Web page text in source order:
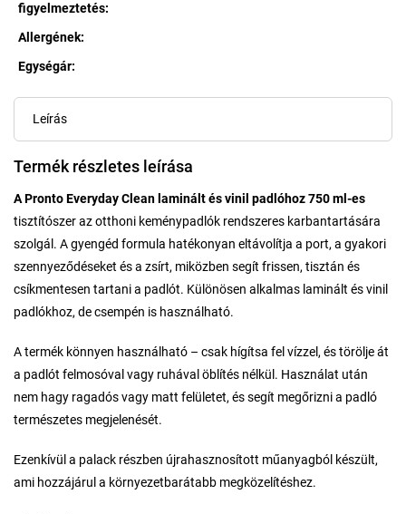
figyelmeztetés:
Allergének:
Egységár:
Leírás
Termék részletes leírása
A Pronto Everyday Clean laminált és vinil padlóhoz 750 ml-es
tisztítószer az otthoni keménypadlók rendszeres karbantartására
szolgál. A gyengéd formula hatékonyan eltávolítja a port, a gyakori
szennyeződéseket és a zsírt, miközben segít frissen, tisztán és
csíkmentesen tartani a padlót. Különösen alkalmas laminált és vinil
padlókhoz, de csempén is használható.
A termék könnyen használható – csak hígítsa fel vízzel, és törölje át
a padlót felmosóval vagy ruhával öblítés nélkül. Használat után
nem hagy ragadós vagy matt felületet, és segít megőrizni a padló
természetes megjelenését.
Ezenkívül a palack részben újrahasznosított műanyagból készült,
ami hozzájárul a környezetbarátabb megközelítéshez.